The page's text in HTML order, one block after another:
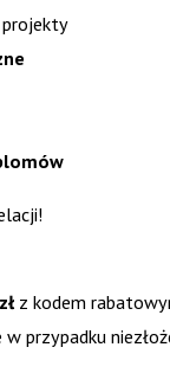
projekty
z kodem
przypadku